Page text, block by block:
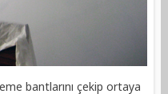
bantlarını çekip ortaya